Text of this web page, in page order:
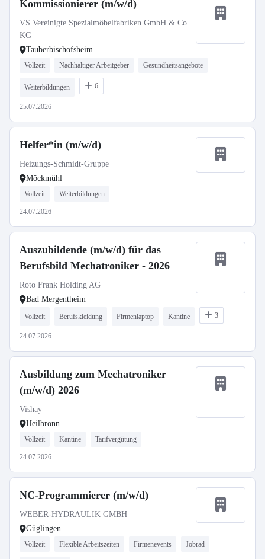
Kommissionierer (m/w/d)
VS Vereinigte Spezialmöbelfabriken GmbH & Co.
KG
Tauberbischofsheim
Vollzeit Nachhaltiger Arbeitgeber Gesundheitsangebote
Weiterbildungen 6
25.07.2026
Helfer*in (m/w/d)
Heizungs-Schmidt-Gruppe
Möckmühl
Vollzeit Weiterbildungen
24.07.2026
Auszubildende (m/w/d) für das
Berufsbild Mechatroniker - 2026
Roto Frank Holding AG
Bad Mergentheim
Vollzeit Berufskleidung Firmenlaptop Kantine 3
24.07.2026
Ausbildung zum Mechatroniker
(m/w/d) 2026
Vishay
Heilbronn
Vollzeit Kantine Tarifvergütung
24.07.2026
NC-Programmierer (m/w/d)
WEBER-HYDRAULIK GMBH
Güglingen
Vollzeit Flexible Arbeitszeiten Firmenevents Jobrad